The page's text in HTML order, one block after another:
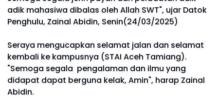
adik mahasiwa dibalas oleh Allah SWT", ujar Datok
Penghulu, Zainal Abidin, Senin(24/03/2025)
Seraya mengucapkan selamat jalan dan selamat
kembali ke kampusnya (STAI Aceh Tamiang).
"Semoga segala pengalaman dan ilmu yang
didapat dapat berguna kelak, Amin", harap Zainal
Abidin.